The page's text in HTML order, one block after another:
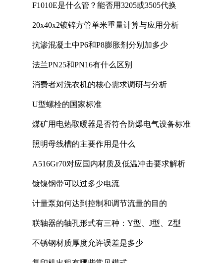
F1010E是什么管？能否用3205或3505代换
20x40x2镀锌方管单米重量计算与应用分析
抗渗混凝土中P6和P8膨胀剂分别加多少
法兰PN25和PN16有什么区别
消费者对洗衣机的核心需求调研与分析
U型螺栓的国家标准
煤矿用电热取暖器是否符合防爆电气设备标准
照明母线槽的主要作用是什么
A516Gr70对应国内材质及低温冲击要求解析
镀镍钢带可以过多少电流
计量泵如何达到控制和调节流量的目的
联轴器的轴孔形式有三种：Y型、J型、Z型
不锈钢材质厚度允许误差是多少